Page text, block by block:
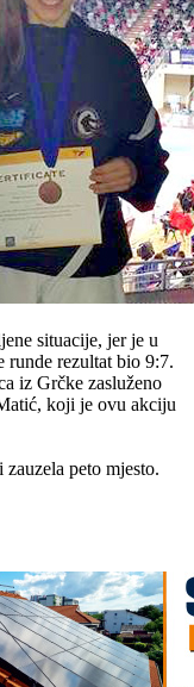
situacije, jer je u
runde rezultat bio 9:7.
iz Grčke zasluženo
koji je ovu akciju
peto mjesto.